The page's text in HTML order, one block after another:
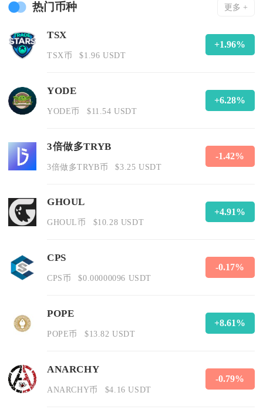
热门币种 更多 +
TSX
TSX币 $1.96 USDT
+1.96%
YODE
YODE币 $11.54 USDT
+6.28%
3倍做多TRYB
3倍做多TRYB币 $3.25 USDT
-1.42%
GHOUL
GHOUL币 $10.28 USDT
+4.91%
CPS
CPS币 $0.00000096 USDT
-0.17%
POPE
POPE币 $13.82 USDT
+8.61%
ANARCHY
ANARCHY币 $4.16 USDT
-0.79%